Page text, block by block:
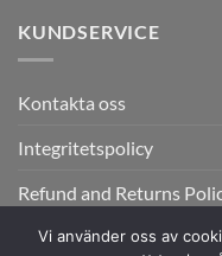
KUNDSERVICE
Kontakta oss
Integritetspolicy
Refund and Returns
Vi använder oss av